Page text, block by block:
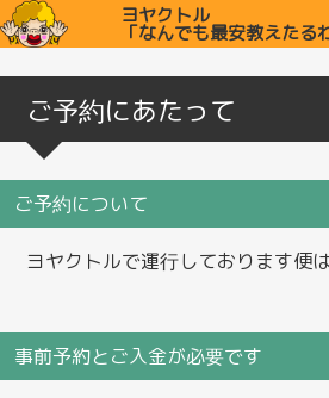
ヨヤクトル
「なんでも最安教えたる
ご予約にあたって
ご予約について
ヨヤクトルで運行しております便
事前予約とご入金が必要です